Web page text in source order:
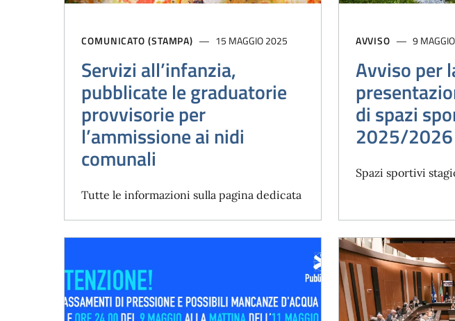
COMUNICATO (STAMPA) 15 MAGGIO 2025
Servizi all’infanzia,
pubblicate le graduatorie
provvisorie per
l’ammissione ai nidi
comunali
Tutte le informazioni sulla pagina dedicata
AVVISO 9
Avviso per
di spazi
2025/2026
Spazi sportivi